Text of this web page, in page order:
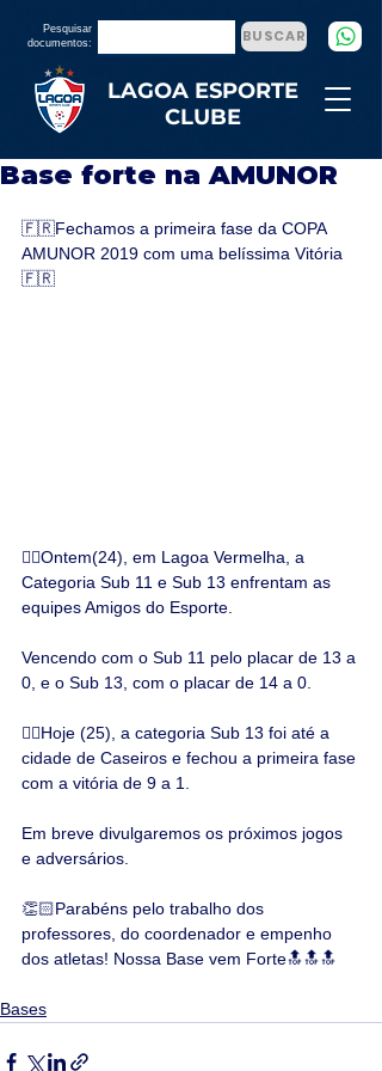
LAGOA ESPORTE
CLUBE
Pesquisar
documentos:
BUSCAR
Base forte na AMUNOR
🇫🇷Fechamos a primeira fase da COPA
AMUNOR 2019 com uma belíssima Vitória
🇫🇷
👉🏻Ontem(24), em Lagoa Vermelha, a
Categoria Sub 11 e Sub 13 enfrentam as
equipes Amigos do Esporte.
Vencendo com o Sub 11 pelo placar de 13 a
0, e o Sub 13, com o placar de 14 a 0.
👉🏻Hoje (25), a categoria Sub 13 foi até a
cidade de Caseiros e fechou a primeira fase
com a vitória de 9 a 1.
Em breve divulgaremos os próximos jogos
e adversários.
👏🏻Parabéns pelo trabalho dos
professores, do coordenador e empenho
dos atletas! Nossa Base vem Forte🔝🔝🔝
Bases